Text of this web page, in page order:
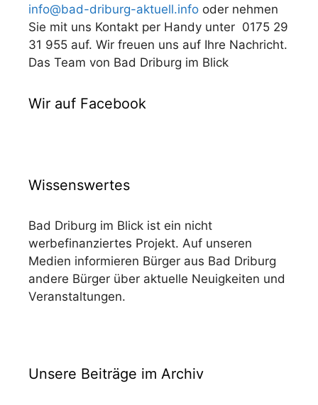
info@bad-driburg-aktuell.info oder nehmen
Sie mit uns Kontakt per Handy unter 0175 29
31 955 auf. Wir freuen uns auf Ihre Nachricht.
Das Team von Bad Driburg im Blick
Wir auf Facebook
Wissenswertes
Bad Driburg im Blick ist ein nicht
werbefinanziertes Projekt. Auf unseren
Medien informieren Bürger aus Bad Driburg
andere Bürger über aktuelle Neuigkeiten und
Veranstaltungen.
Unsere Beiträge im Archiv